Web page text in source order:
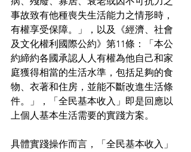
事故致有他種喪失生活能力之情形時，
有權享受保障。」，以及《經濟、社會
及文化權利國際公約》第11條：「本公
約締約各國承認人人有權為他自己和家
庭獲得相當的生活水準，包括足夠的食
物、衣著和住房，並能不斷改進生活條
件。」，「全民基本收入」即是回應以
上個人基本生活需要的實踐方案。
具體實踐操作而言，「全民基本收入」